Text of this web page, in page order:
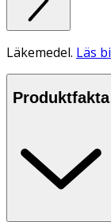
Läkemedel. Läs
Produktfakta